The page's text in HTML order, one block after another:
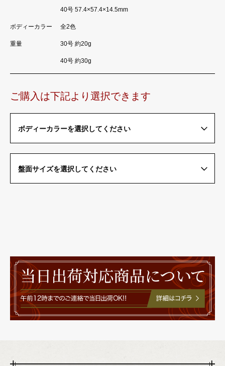
40号 57.4×57.4×14.5mm
ボディーカラー 全2色
重量 30号 約20g
40号 約30g
ご購入は下記より選択できます
ボディーカラーを選択してください
盤面サイズを選択してください